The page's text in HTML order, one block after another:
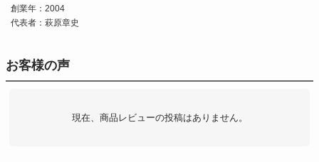
創業年：2004
代表者：萩原章史
お客様の声
現在、商品レビューの投稿はありません。